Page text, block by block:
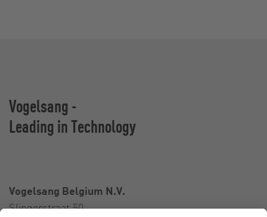
Vogelsang -
Leading in Technology
Vogelsang Belgium N.V.
Slingerstraat 50